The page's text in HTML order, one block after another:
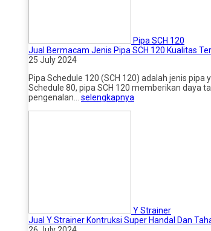
Pipa SCH 120
Jual Bermacam Jenis Pipa SCH 120 Kualitas
25 July 2024
Pipa Schedule 120 (SCH 120) adalah jenis
Schedule 80, pipa SCH 120 memberikan daya
pengenalan… selengkapnya
Y Strainer
Jual Y Strainer Kontruksi Super Handal Dan